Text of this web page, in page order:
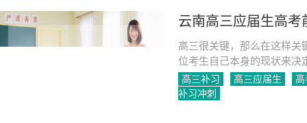
云南高三应届生高考
高三很关键，那么在这样关
位考生自己本身的现状来决
高三补习 高三应届生
高
补习冲刺